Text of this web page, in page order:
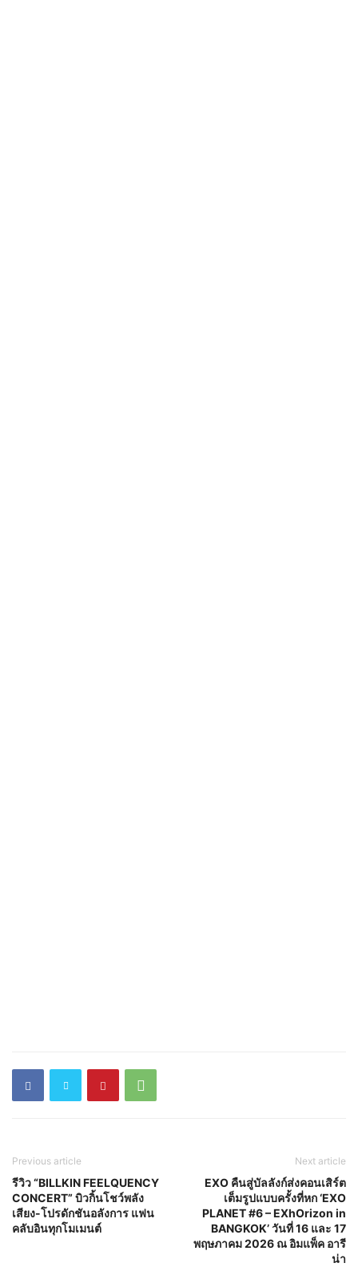
Previous article
รีวิว “BILLKIN FEELQUENCY
CONCERT” บิวกิ้นโชว์พลัง
เสียง-โปรดักชันอลังการ แฟน
คลับอินทุกโมเมนต์
Next article
EXO คืนสู่บัลลังก์ส่งคอนเสิร์ต
เต็มรูปแบบครั้งที่หก ‘EXO
PLANET #6 – EXhOrizon in
BANGKOK’ วันที่ 16 และ 17
พฤษภาคม 2026 ณ อิมแพ็ค อารี
น่า